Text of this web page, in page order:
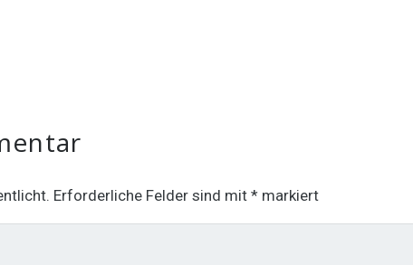
Erforderliche Felder sind mit * markiert